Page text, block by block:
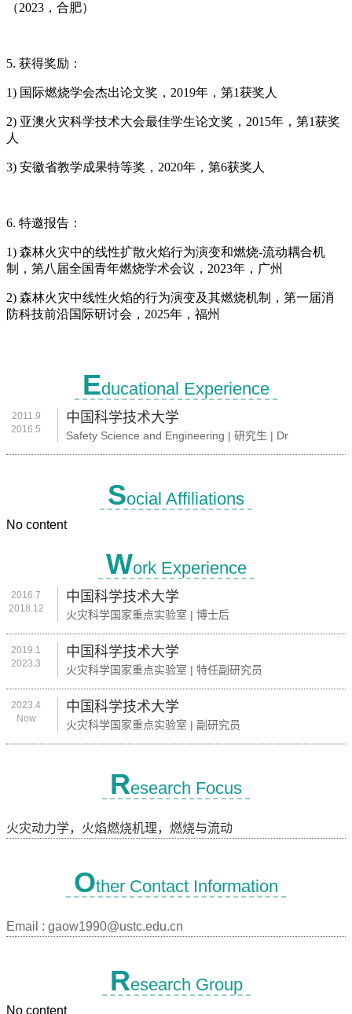
Educational Experience
2011.9
2016.5
中国科学技术大学
Safety Science and Engineering | 研究生 | Dr
Social Affiliations
No content
Work Experience
2016.7
2018.12
中国科学技术大学
火灾科学国家重点实验室 | 博士后
2019.1
2023.3
中国科学技术大学
火灾科学国家重点实验室 | 特任副研究员
2023.4
Now
中国科学技术大学
火灾科学国家重点实验室 | 副研究员
Research Focus
火灾动力学，火焰燃烧机理，燃烧与流动
Other Contact Information
Email : gaow1990@ustc.edu.cn
Research Group
No content